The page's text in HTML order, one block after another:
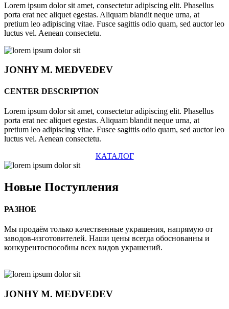
Lorem ipsum dolor sit amet, consectetur adipiscing elit. Phasellus
porta erat nec aliquet egestas. Aliquam blandit neque urna, at
pretium leo adipiscing vitae. Fusce sagittis odio quam, sed auctor leo
luctus vel. Aenean consectetu.
JONHYM. MEDVEDEV
CENTER DESCRIPTION
Lorem ipsum dolor sit amet, consectetur adipiscing elit. Phasellus
porta erat nec aliquet egestas. Aliquam blandit neque urna, at
pretium leo adipiscing vitae. Fusce sagittis odio quam, sed auctor leo
luctus vel. Aenean consectetu.
КАТАЛОГ
Новые Поступления
РАЗНОЕ
Мы продаём только качественные украшения, напрямую от
заводов-изготовителей. Наши цены всегда обоснованны и
конкурентоспособны всех видов украшений.
JONHYM. MEDVEDEV